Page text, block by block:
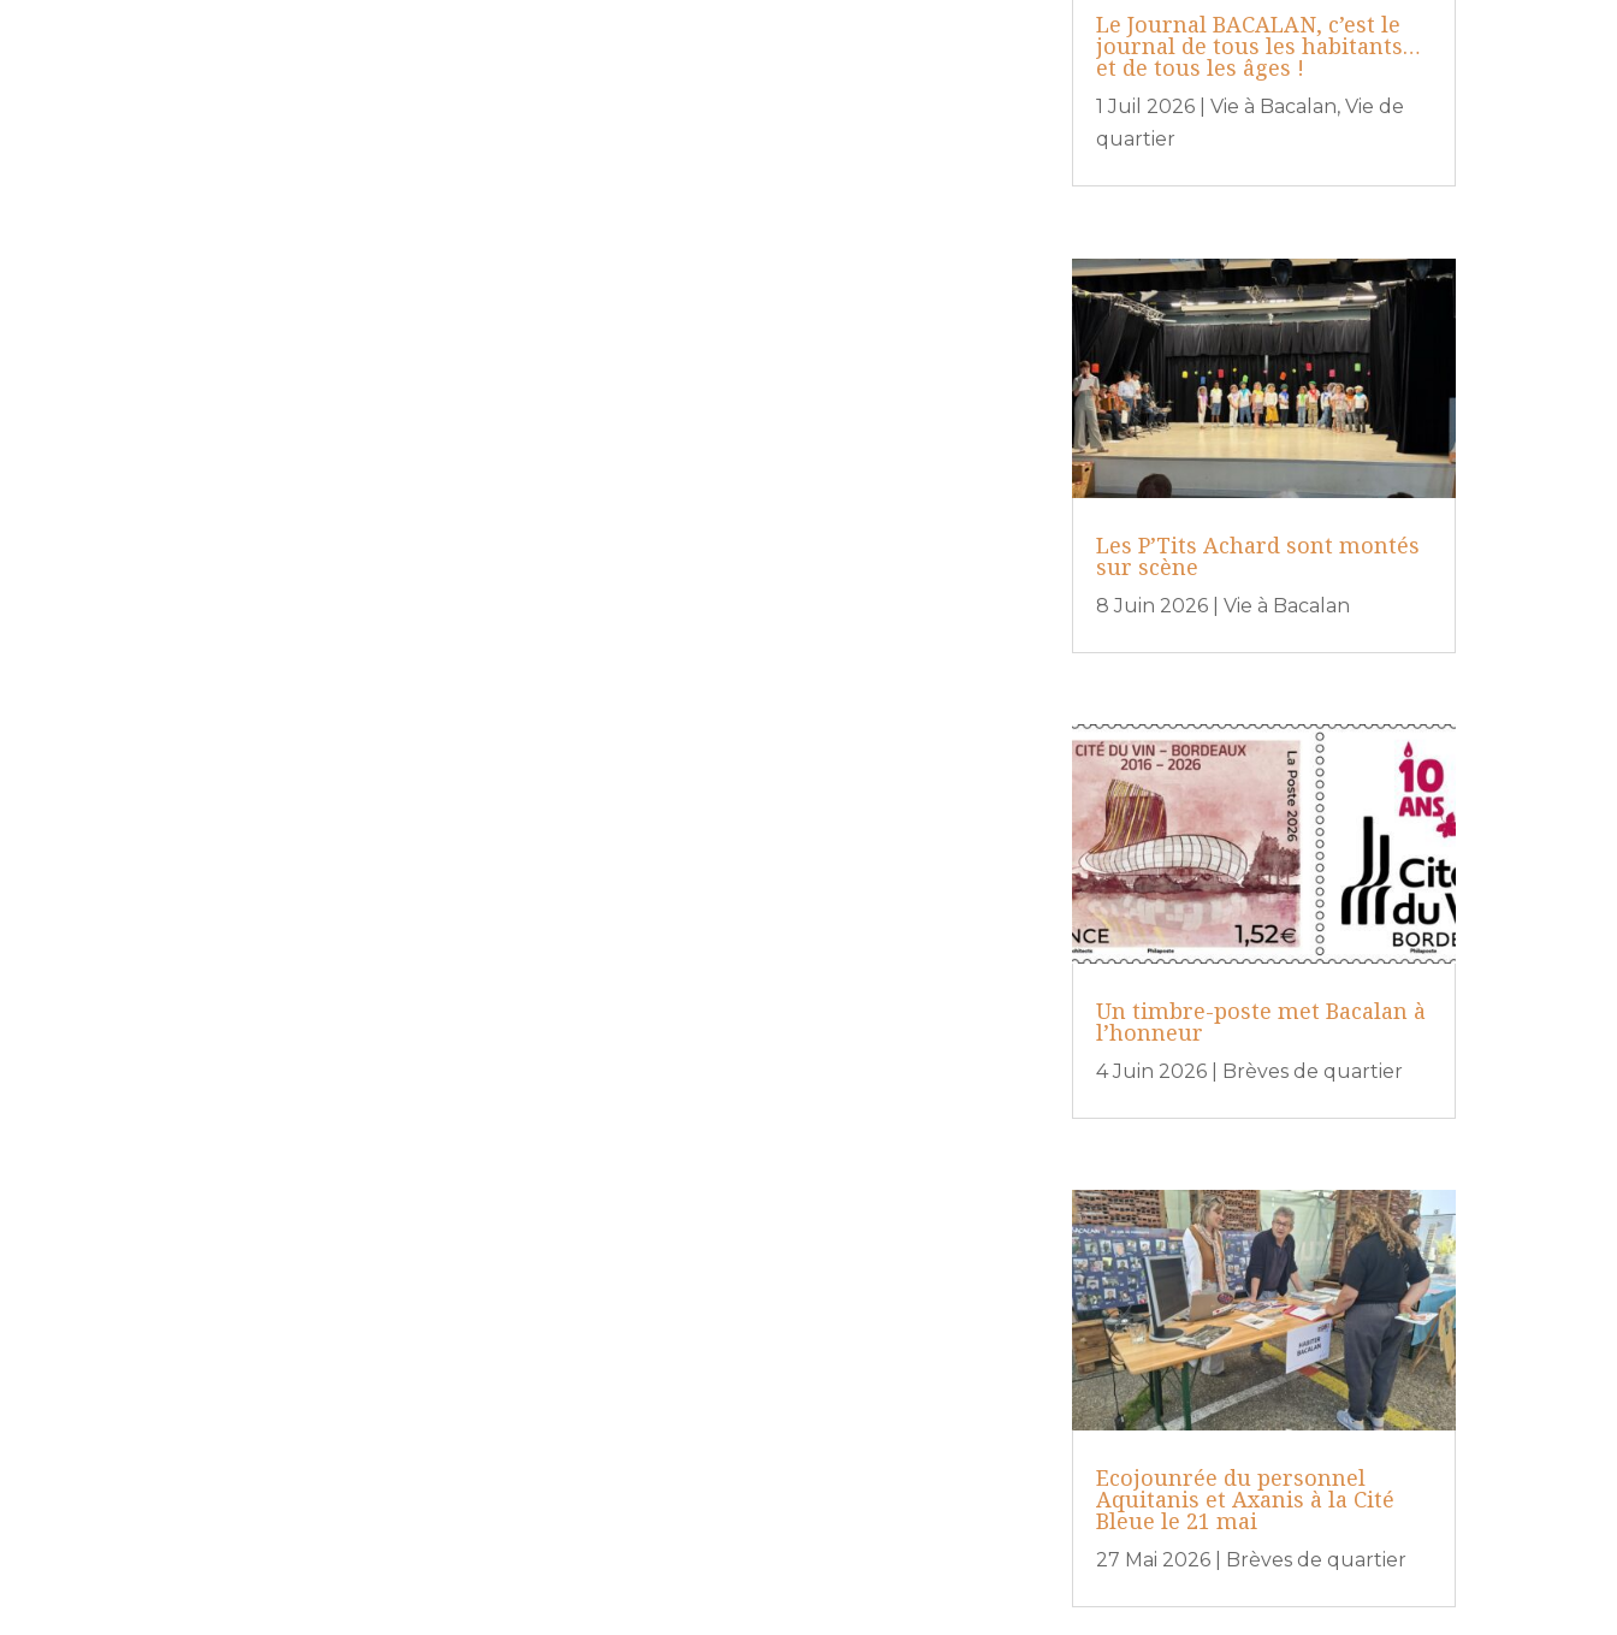
Le Journal BACALAN, c’est le
journal de tous les habitants…
et de tous les âges !
1 Juil 2026| Vie à Bacalan, Vie de
quartier
Les P’Tits Achard sont montés
sur scène
8 Juin 2026| Vie à Bacalan
Un timbre-poste met Bacalan à
l’honneur
4 Juin 2026| Brèves de quartier
Ecojounrée du personnel
Aquitanis et Axanis à la Cité
Bleue le 21 mai
27 Mai 2026| Brèves de quartier